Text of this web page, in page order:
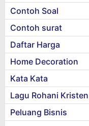
Contoh Soal
Contoh surat
Daftar Harga
Home Decoration
Kata Kata
Lagu Rohani Kristen
Peluang Bisnis